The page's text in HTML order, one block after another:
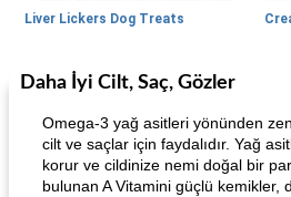
Liver Lickers Dog Treats
40dakika
Pork
Daha İyi Cilt, Saç, Gözler
Omega-3 yağ asitleri yönünden
cilt ve saçlar için faydalıdır. Yağ
korur ve cildinize nemi doğal bir
bulunan A Vitamini güçlü kemikler,